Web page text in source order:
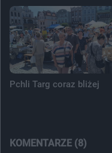
Pchli Targ coraz bliżej
KOMENTARZE (8)